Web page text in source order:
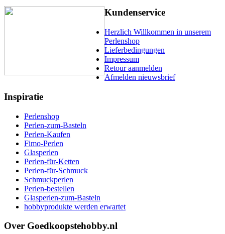
Kundenservice
Herzlich Willkommen in unserem
Perlenshop
Lieferbedingungen
Impressum
Retour aanmelden
Afmelden nieuwsbrief
Inspiratie
Perlenshop
Perlen-zum-Basteln
Perlen-Kaufen
Fimo-Perlen
Glasperlen
Perlen-für-Ketten
Perlen-für-Schmuck
Schmuckperlen
Perlen-bestellen
Glasperlen-zum-Basteln
hobbyprodukte werden erwartet
Over Goedkoopstehobby.nl